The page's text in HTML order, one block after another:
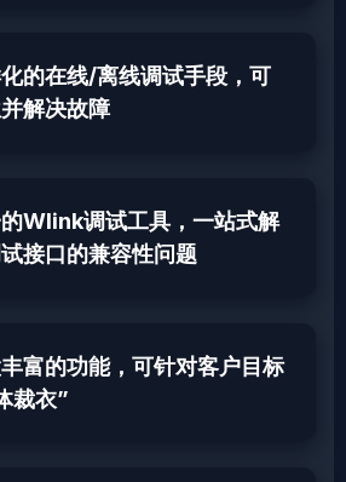
的在线/离线调试手段，可
解决故障
Wlink调试工具，一站式解
接口的兼容性问题
富的功能，可针对客户目标
裁衣”